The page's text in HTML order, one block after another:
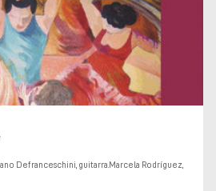
Defranceschini, guitarra.Marcela Rodríguez,